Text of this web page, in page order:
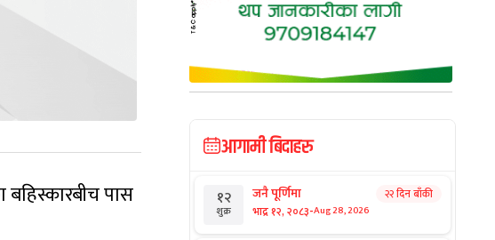
पास
आगामी बिदाहरु
१२
शुक्र
जनै पूर्णिमा
भाद्र १२, २०८३-Aug 28, 2026
२२ दिन बाँकी